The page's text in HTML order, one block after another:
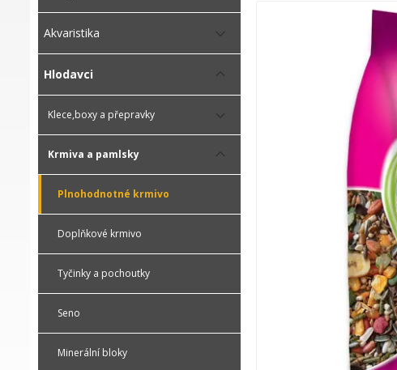
Akvaristika
Hlodavci
Klece,boxy a přepravky
Krmiva a pamlsky
Plnohodnotné krmivo
Doplňkové krmivo
Tyčinky a pochoutky
Seno
Minerální bloky